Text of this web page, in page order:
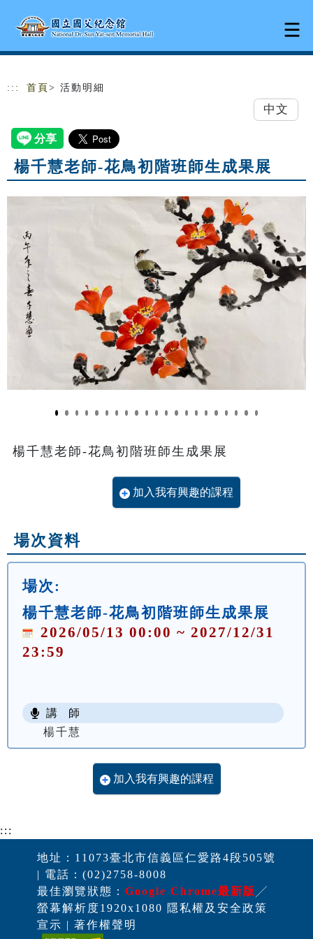
::: 首頁 > 活動明細
中文
楊千慧老師-花鳥初階班師生成果展
楊千慧老師-花鳥初階班師生成果展
加入我有興趣的課程
場次資料
場次:
楊千慧老師-花鳥初階班師生成果展
2026/05/13 00:00 ~ 2027/12/31
23:59
講 師
楊千慧
加入我有興趣的課程
:::
地址：11073臺北市信義區仁愛路4段505號
| 電話：(02)2758-8008
最佳瀏覽狀態： Google Chrome最新版 ╱
螢幕解析度1920x1080 隱私權及安全政策
宣示 | 著作權聲明